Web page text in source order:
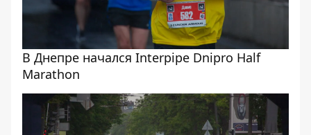
В Днепре начался Interpipe Dnipro Half
Marathon